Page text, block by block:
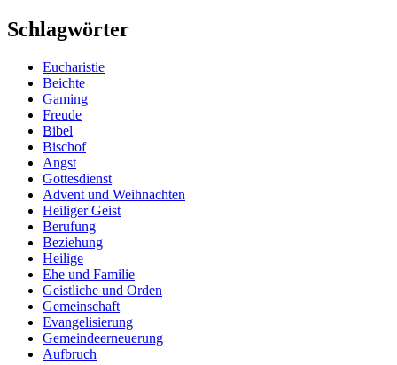
Schlagwörter
Eucharistie
Beichte
Gaming
Freude
Bibel
Bischof
Angst
Gottesdienst
Advent und Weihnachten
Heiliger Geist
Berufung
Beziehung
Heilige
Ehe und Familie
Geistliche und Orden
Gemeinschaft
Evangelisierung
Gemeindeerneuerung
Aufbruch